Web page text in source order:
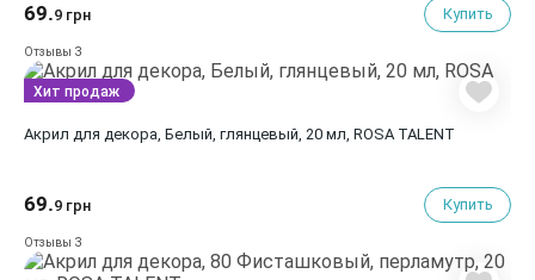
69.9 грн Купить
Отзывы 3
Акрил для декора, Белый, глянцевый, 20 мл, ROSA TALENT
69.9 грн Купить
Отзывы 3
Хит продаж